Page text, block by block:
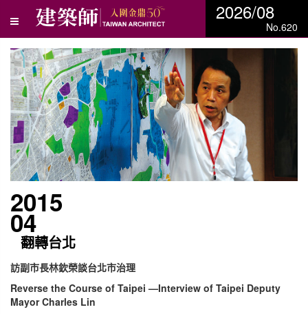
2026/08
No.620
2015
04
翻轉台北
訪副市長林欽榮談台北市治理
Reverse the Course of Taipei —Interview of Taipei Deputy
Mayor Charles Lin